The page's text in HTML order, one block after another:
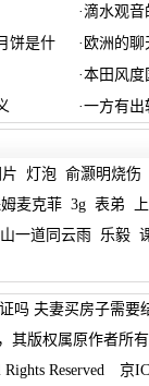
·滴水观音
饼是什 · 欧洲的
·本田风度
·一方有出
灯泡 俞灏明烧伤
麦克菲 3g 表弟
一道同云雨 乐毅
吗 夫妻买房子需要
其版权属原作者所
Rights Reserved